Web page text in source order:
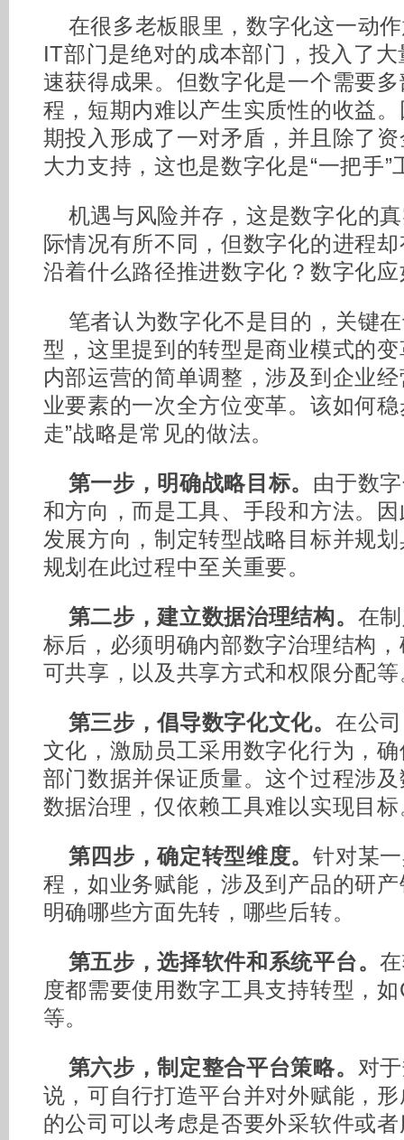
在很多老板眼里，数字化这一动
IT部门是绝对的成本部门，投入了
速获得成果。但数字化是一个需要
程，短期内难以产生实质性的收益
期投入形成了一对矛盾，并且除了
大力支持，这也是数字化是“一把手
机遇与风险并存，这是数字化的
际情况有所不同，但数字化的进程
沿着什么路径推进数字化？数字化
笔者认为数字化不是目的，关键
型，这里提到的转型是商业模式的
内部运营的简单调整，涉及到企业
业要素的一次全方位变革。该如何
走”战略是常见的做法。
第一步，明确战略目标。 由于数
和方向，而是工具、手段和方法。
发展方向，制定转型战略目标并规
规划在此过程中至关重要。
第二步，建立数据治理结构。 在
标后，必须明确内部数字治理结构
可共享，以及共享方式和权限分配等
第三步，倡导数字化文化。 在公
文化，激励员工采用数字化行为，
部门数据并保证质量。这个过程涉
数据治理，仅依赖工具难以实现目标
第四步，确定转型维度。针对某
程，如业务赋能，涉及到产品的研
明确哪些方面先转，哪些后转。
第五步，选择软件和系统平台。
度都需要使用数字工具支持转型，
等。
第六步，制定整合平台策略。 对
说，可自行打造平台并对外赋能，
的公司可以考虑是否要外采软件或